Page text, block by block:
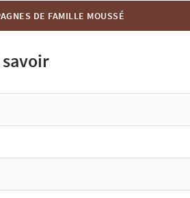
DE FAMILLE MOUSSÉ
savoir